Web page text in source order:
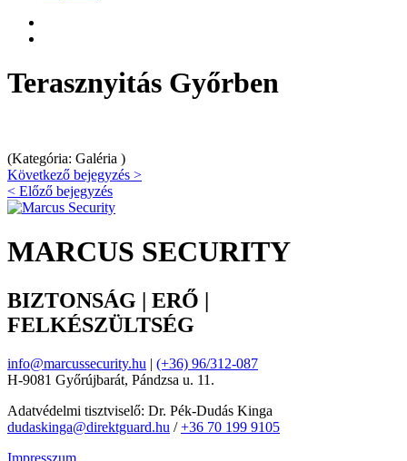
Terasznyitás Győrben
(Kategória: Galéria )
Következő bejegyzés >
< Előző bejegyzés
MARCUS SECURITY
BIZTONSÁG | ERŐ |
FELKÉSZÜLTSÉG
info@marcussecurity.hu | (+36) 96/312-087
H-9081 Győrújbarát, Pándzsa u. 11.
Adatvédelmi tisztviselő: Dr. Pék-Dudás Kinga
dudaskinga@direktguard.hu /+36 70 199 9105
Impresszum